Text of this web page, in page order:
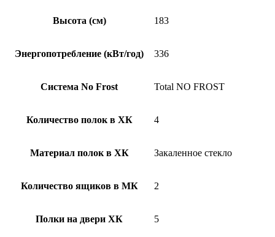
Высота (см) 183
Энергопотребление (кВт/год) 336
Система No Frost Total NO FROST
Количество полок в ХК 4
Материал полок в ХК Закаленное стекло
Количество ящиков в МК 2
Полки на двери ХК 5